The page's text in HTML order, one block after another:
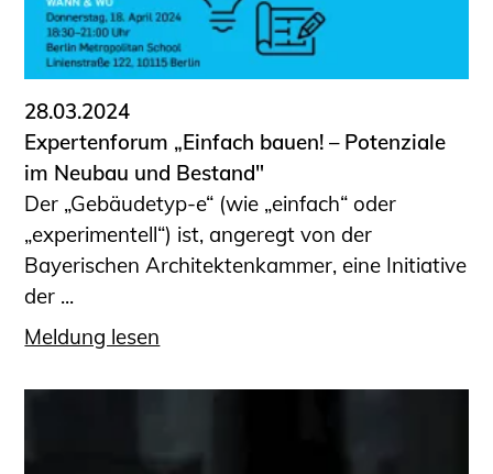
28.03.2024
Expertenforum „Einfach bauen! – Potenziale
im Neubau und Bestand"
Der „Gebäudetyp-e“ (wie „einfach“ oder
„experimentell“) ist, angeregt von der
Bayerischen Architektenkammer, eine Initiative
der ...
Meldung lesen